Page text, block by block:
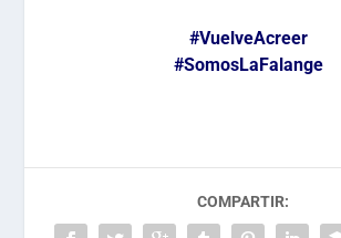
#VuelveAcreer
#SomosLaFalange
COMPARTIR: